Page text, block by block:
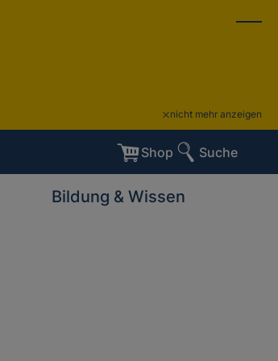
nicht mehr anzeigen
Shop Suche
Bildung & Wissen